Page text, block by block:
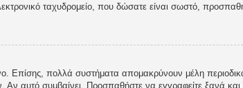
ταχυδρομείο, που δώσατε είναι σωστό,
Επίσης, πολλά συστήματα απομακρύνουν μέλη
αυτό συμβαίνει, Προσπαθήστε να εγγραφείτε ξανά και